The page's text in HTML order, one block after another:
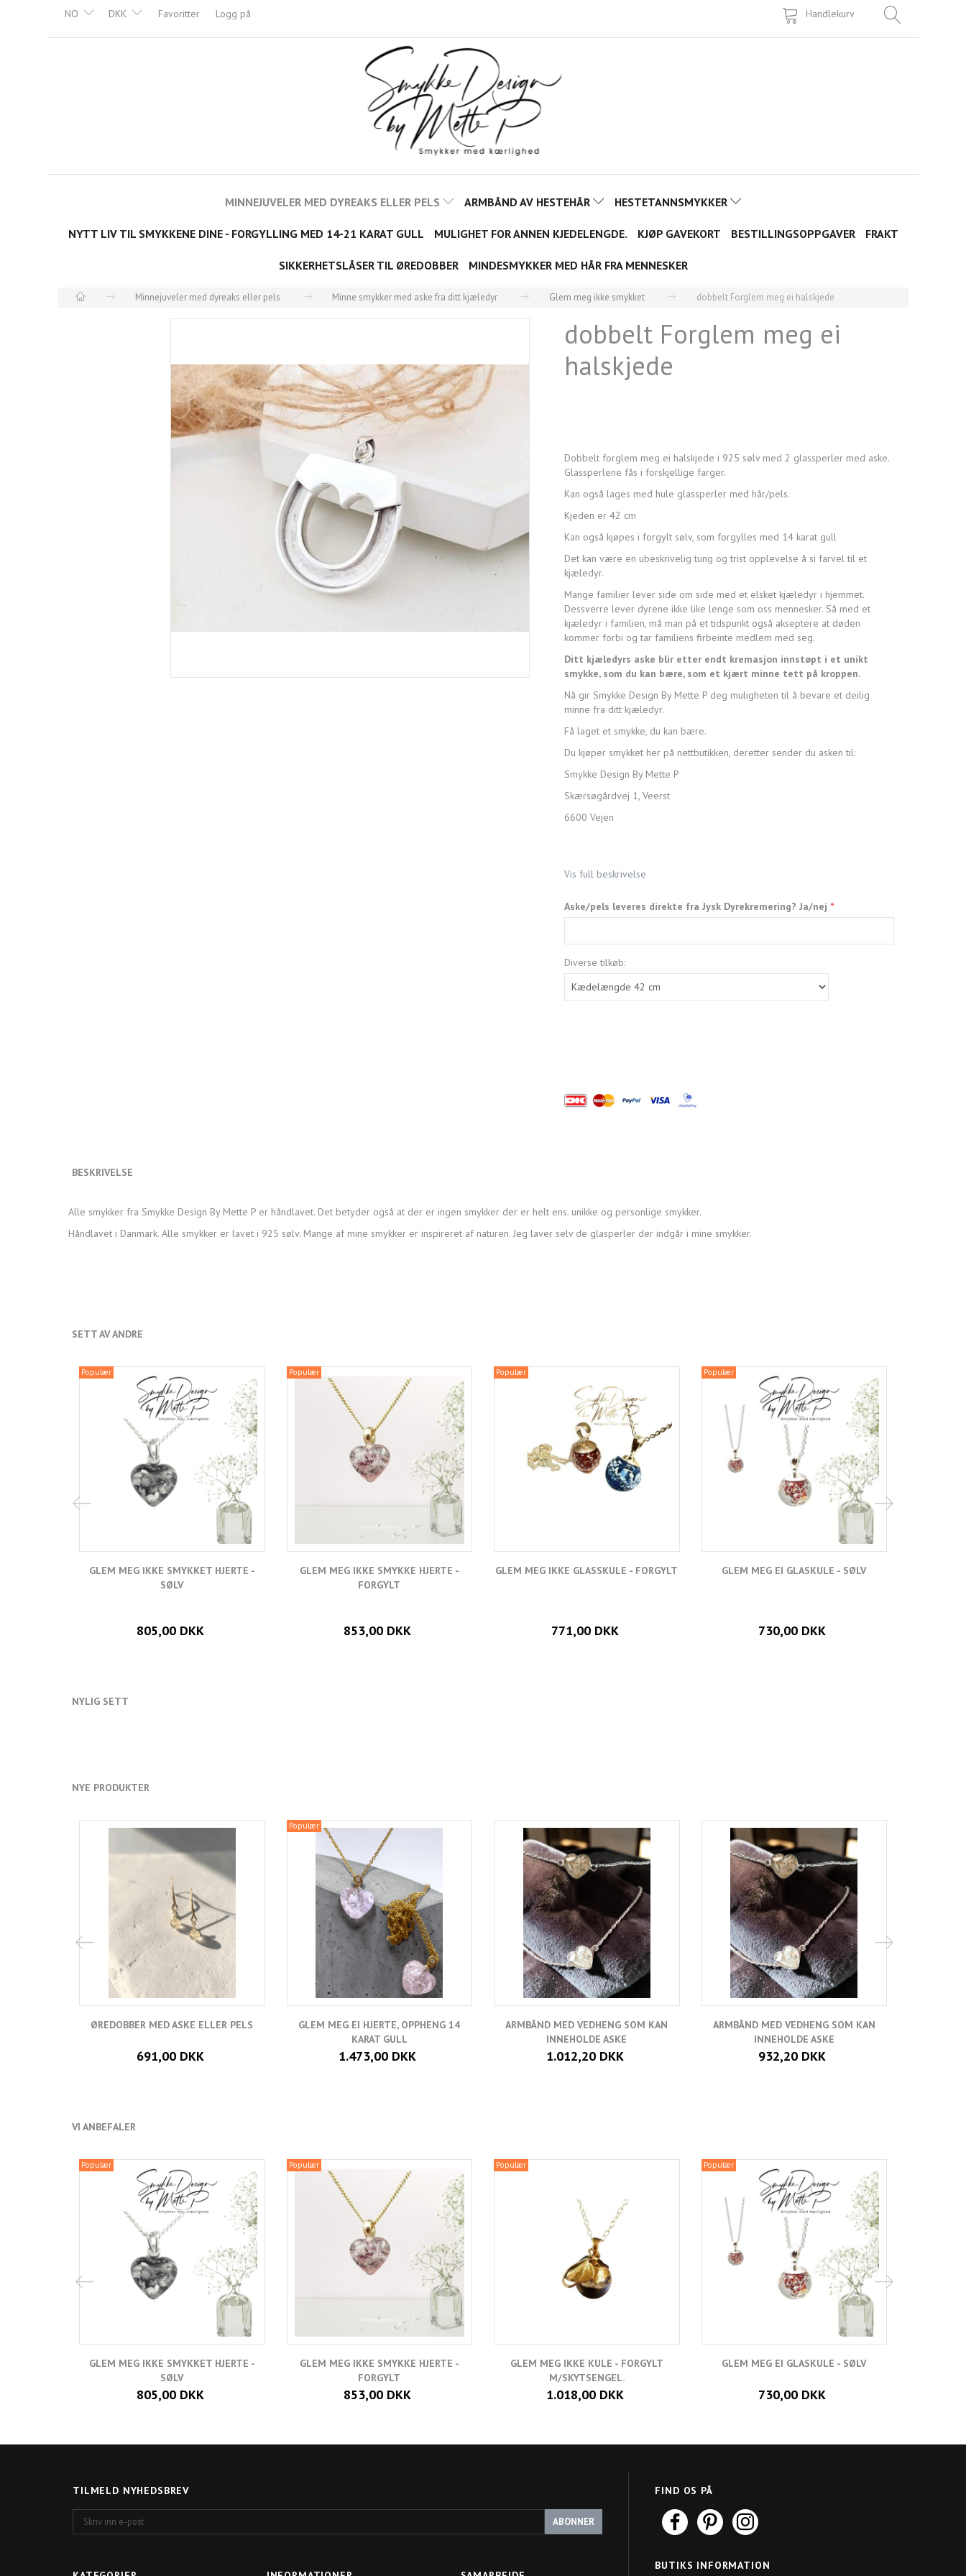
NO DKK Handlekurv
Favoritter Logg på
MINNEJUVELER MED DYREAKS ELLER PELS ARMBÅND AV HESTEHÅR HESTETANNSMYKKER
NYTT LIV TIL SMYKKENE DINE - FORGYLLING MED 14-21 KARAT GULL MULIGHET FOR ANNEN KJEDELENGDE. KJØP GAVEKORT BESTILLINGSOPPGAVER FRAKT
SIKKERHETSLÅSER TIL ØREDOBBER MINDESMYKKER MED HÅR FRA MENNESKER
Minnejuveler med dyreaks eller pels Minne smykker med aske fra ditt kjæledyr Glem meg ikke smykket dobbelt Forglem meg ei halskjede
dobbelt Forglem meg ei
halskjede
Dobbelt forglem meg ei halskjede i 925 sølv med 2 glassperler med aske.
Glassperlene fås i forskjellige farger.
Kan også lages med hule glassperler med hår/pels.
Kjeden er 42 cm
Kan også kjøpes i forgylt sølv, som forgylles med 14 karat gull
Det kan være en ubeskrivelig tung og trist opplevelse å si farvel til et
kjæledyr.
Mange familier lever side om side med et elsket kjæledyr i hjemmet.
Dessverre lever dyrene ikke like lenge som oss mennesker. Så med et
kjæledyr i familien, må man på et tidspunkt også akseptere at døden
kommer forbi og tar familiens firbeinte medlem med seg.
Ditt kjæledyrs aske blir etter endt kremasjon innstøpt i et unikt
smykke, som du kan bære, som et kjært minne tett på kroppen.
Nå gir Smykke Design By Mette P deg muligheten til å bevare et deilig
minne fra ditt kjæledyr.
Få laget et smykke, du kan bære.
Du kjøper smykket her på nettbutikken, deretter sender du asken til:
Smykke Design By Mette P
Skærsøgårdvej 1, Veerst
6600 Vejen
Vis full beskrivelse
Aske/pels leveres direkte fra Jysk Dyrekremering? Ja/nej
Diverse tilkøb:
BESKRIVELSE
Alle smykker fra Smykke Design By Mette P er håndlavet. Det betyder også at der er ingen smykker der er helt ens. unikke og personlige smykker.
Håndlavet i Danmark. Alle smykker er lavet i 925 sølv. Mange af mine smykker er inspireret af naturen. Jeg laver selv de glasperler der indgår i mine smykker.
SETT AV ANDRE
Populær
GLEM MEG IKKE SMYKKET HJERTE -
SØLV
805,00 DKK
Populær
GLEM MEG IKKE SMYKKE HJERTE -
FORGYLT
853,00 DKK
Populær
GLEM MEG IKKE GLASSKULE - FORGYLT
771,00 DKK
Populær
GLEM MEG EI GLASKULE - SØLV
730,00 DKK
NYLIG SETT
NYE PRODUKTER
ØREDOBBER MED ASKE ELLER PELS
691,00 DKK
Populær
GLEM MEG EI HJERTE, OPPHENG 14
KARAT GULL
1.473,00 DKK
ARMBÅND MED VEDHENG SOM KAN
INNEHOLDE ASKE
1.012,20 DKK
ARMBÅND MED VEDHENG SOM KAN
INNEHOLDE ASKE
932,20 DKK
VI ANBEFALER
Populær
GLEM MEG IKKE SMYKKET HJERTE -
SØLV
805,00 DKK
Populær
GLEM MEG IKKE SMYKKE HJERTE -
FORGYLT
853,00 DKK
Populær
GLEM MEG IKKE KULE - FORGYLT
M/SKYTSENGEL.
1.018,00 DKK
Populær
GLEM MEG EI GLASKULE - SØLV
730,00 DKK
TILMELD NYHEDSBREV
ABONNER
FIND OS PÅ
BUTIKS INFORMATION